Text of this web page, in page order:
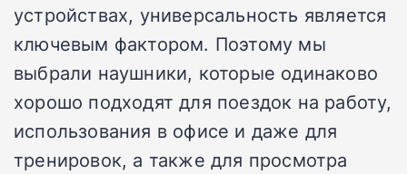
устройствах, универсальность является
ключевым фактором. Поэтому мы
выбрали наушники, которые одинаково
хорошо подходят для поездок на работу,
использования в офисе и даже для
тренировок, а также для просмотра